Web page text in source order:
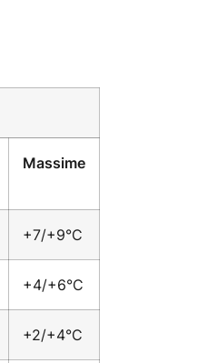
Massime
+7/+9°C
+4/+6°C
+2/+4°C